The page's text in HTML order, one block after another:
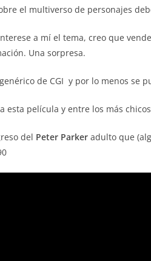
el multiverso de personajes
a mí el tema, creo que
Una sorpresa.
de CGI y por lo menos se
esta película y entre los más
del Peter Parker adulto que